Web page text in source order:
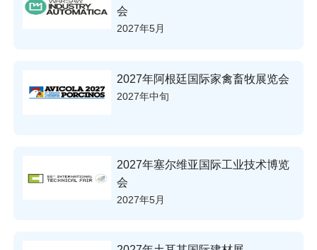
会
2027年5月
2027年阿根廷国际家禽畜牧展览会
2027年中旬
2027年塞尔维亚国际工业技术博览
会
2027年5月